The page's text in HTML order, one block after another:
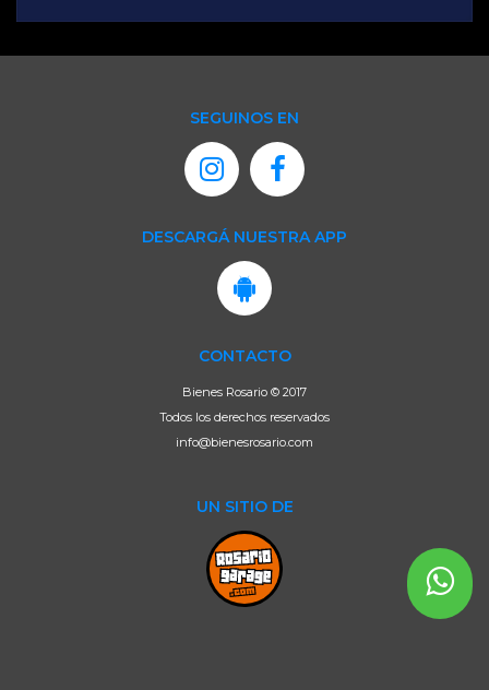
SEGUINOS EN
DESCARGÁ NUESTRA APP
CONTACTO
Bienes Rosario © 2017
Todos los derechos reservados
info@bienesrosario.com
UN SITIO DE